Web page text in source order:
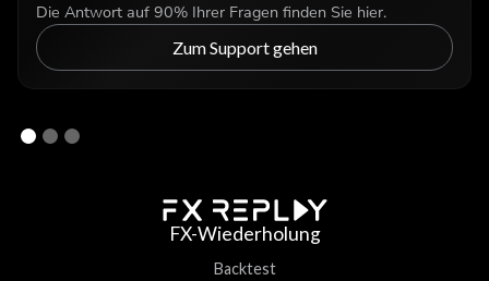
Die Antwort auf 90% Ihrer Fragen finden Sie hier.
Zum Support gehen
FX-Wiederholung
Backtest